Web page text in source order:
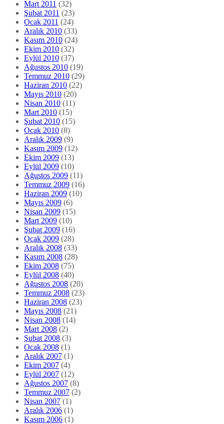
Mart 2011 (32)
Şubat 2011 (23)
Ocak 2011 (24)
Aralık 2010 (33)
Kasım 2010 (24)
Ekim 2010 (32)
Eylül 2010 (37)
Ağustos 2010 (19)
Temmuz 2010 (29)
Haziran 2010 (22)
Mayıs 2010 (20)
Nisan 2010 (11)
Mart 2010 (15)
Şubat 2010 (15)
Ocak 2010 (8)
Aralık 2009 (9)
Kasım 2009 (12)
Ekim 2009 (13)
Eylül 2009 (10)
Ağustos 2009 (11)
Temmuz 2009 (16)
Haziran 2009 (10)
Mayıs 2009 (6)
Nisan 2009 (15)
Mart 2009 (10)
Şubat 2009 (16)
Ocak 2009 (28)
Aralık 2008 (33)
Kasım 2008 (28)
Ekim 2008 (75)
Eylül 2008 (40)
Ağustos 2008 (20)
Temmuz 2008 (23)
Haziran 2008 (23)
Mayıs 2008 (21)
Nisan 2008 (14)
Mart 2008 (2)
Şubat 2008 (3)
Ocak 2008 (1)
Aralık 2007 (1)
Ekim 2007 (4)
Eylül 2007 (12)
Ağustos 2007 (8)
Temmuz 2007 (2)
Nisan 2007 (1)
Aralık 2006 (1)
Kasım 2006 (1)